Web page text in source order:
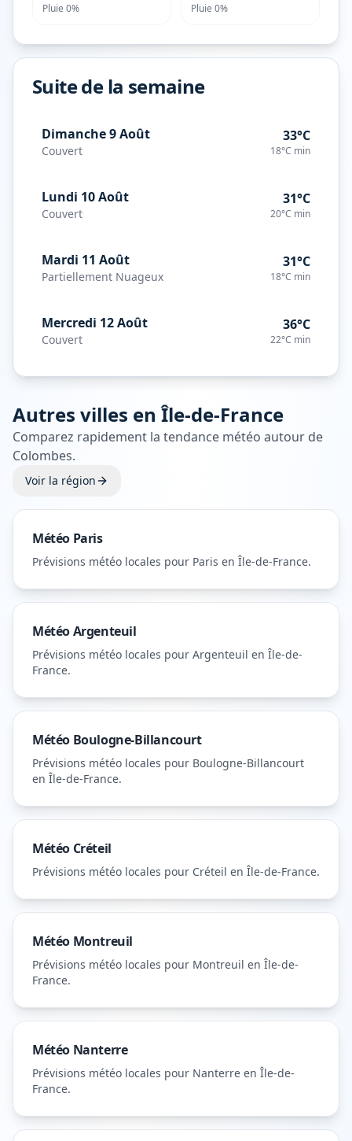
Pluie 0%
Pluie 0%
Suite de la semaine
Dimanche 9 Août
Couvert
33°C
18°C min
Lundi 10 Août
Couvert
31°C
20°C min
Mardi 11 Août
Partiellement Nuageux
31°C
18°C min
Mercredi 12 Août
Couvert
36°C
22°C min
Autres villes enÎle-de-France
Comparez rapidement la tendance météo autour de
Colombes.
Voir la région
Météo Paris
Prévisions météo locales pour Paris en Île-de-France.
MétéoArgenteuil
Prévisions météo locales pour Argenteuil en Île-de-
France.
Météo Boulogne-Billancourt
Prévisions météo locales pour Boulogne-Billancourt
en Île-de-France.
Météo Créteil
Prévisions météo locales pour Créteil en Île-de-France.
Météo Montreuil
Prévisions météo locales pour Montreuil en Île-de-
France.
Météo Nanterre
Prévisions météo locales pour Nanterre en Île-de-
France.